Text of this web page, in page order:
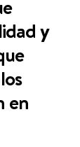
y
en